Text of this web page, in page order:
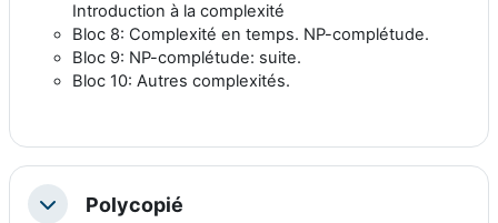
Introduction à la complexité
Bloc 8: Complexité en temps. NP-complétude.
Bloc 9: NP-complétude: suite.
Bloc 10: Autres complexités.
ReplierPolycopié